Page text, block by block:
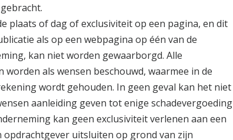
plaats of dag of exclusiviteit op een pagina, en dit
als op een webpagina op één van de
kan niet worden gewaarborgd. Alle
als wensen beschouwd, waarmee in de
wordt gehouden. In geen geval kan het niet
aanleiding geven tot enige schadevergoeding
kan geen exclusiviteit verlenen aan een
opdrachtgever uitsluiten op grond van zijn